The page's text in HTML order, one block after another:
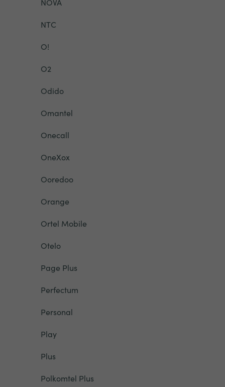
NTC
O!
O2
Odido
Omantel
Onecall
OneXox
Ooredoo
Orange
Ortel Mobile
Otelo
Page Plus
Perfectum
Personal
Play
Plus
Polkomtel Plus